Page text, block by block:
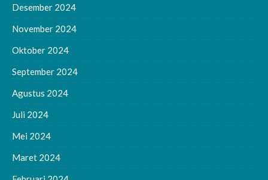
Desember 2024
November 2024
Oktober 2024
September 2024
Agustus 2024
Juli 2024
Mei 2024
Maret 2024